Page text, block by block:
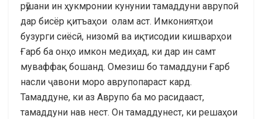
рӯшани ин ҳукмронии кунунии тамаддуни аврупоӣ
дар бисёр қитъаҳои олам аст. Имкониятҳои
бузурги сиёсӣ, низомӣ ва иқтисодии кишварҳои
Ғарб ба онҳо имкон медиҳад, ки дар ин самт
муваффақ бошанд. Омезиш бо тамаддуни Ғарб
насли ҷавони моро аврупопараст кард.
Тамаддуне, ки аз Аврупо ба мо расидааст,
тамаддуни нав нест. Он тамаддунест, ки решаҳои